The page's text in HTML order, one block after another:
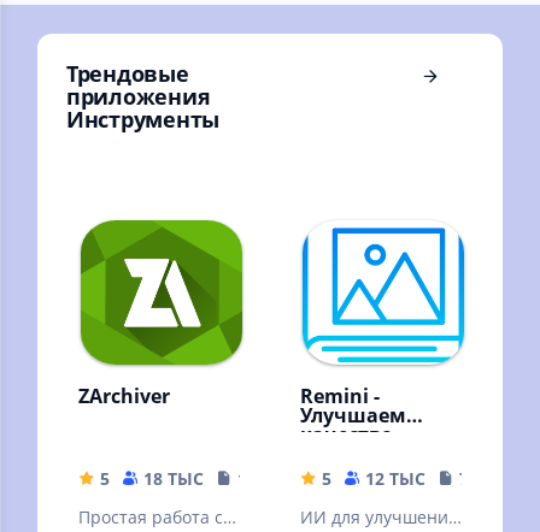
Трендовые
приложения
Инструменты
ZArchiver
5 18 ТЫС
10.32 MB
Простая работа с
Remini -
Улучшаем
качество
5 12 ТЫС
79.19 MB
ИИ для улучшения